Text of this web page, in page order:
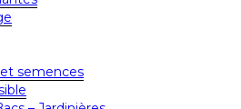
et semences